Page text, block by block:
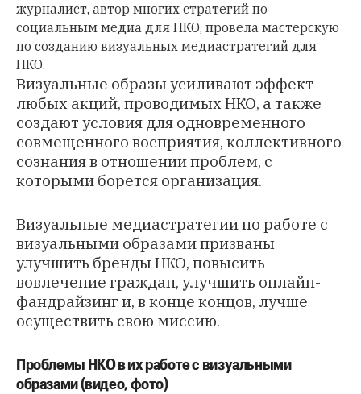
журналист, автор многих стратегий по
социальным медиа для НКО, провела мастерскую
по созданию визуальных медиастратегий для
НКО.
Визуальные образы усиливают эффект
любых акций, проводимых НКО, а также
создают условия для одновременного
совмещенного восприятия, коллективного
сознания в отношении проблем, с
которыми борется организация.
Визуальные медиастратегии по работе с
визуальными образами призваны
улучшить бренды НКО, повысить
вовлечение граждан, улучшить онлайн-
фандрайзинг и, в конце концов, лучше
осуществить свою миссию.
Проблемы НКО в их работе с визуальными
образами (видео, фото)